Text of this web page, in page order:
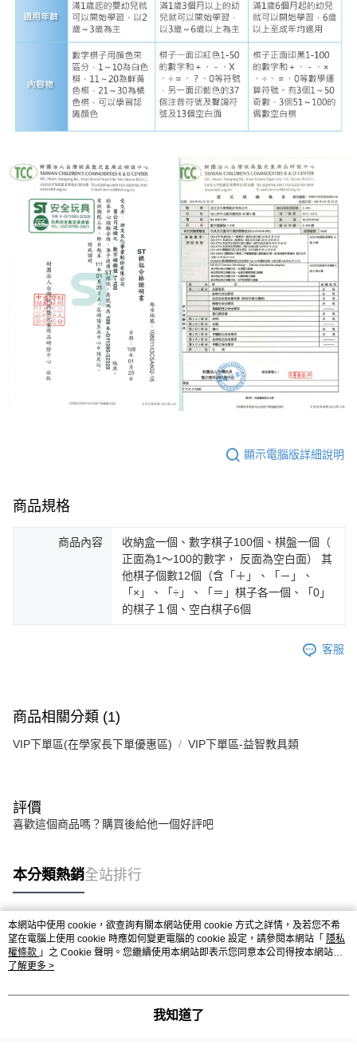
顯示電腦版詳細說明
商品規格
商品內容
收納盒一個、數字棋子100個、棋盤一個（
正面為1～100的數字， 反面為空白面） 其
他棋子個數12個（含「＋」、「－」、
「×」、「÷」、「＝」棋子各一個、「0」
的棋子１個、空白棋子6個
客服
商品相關分類 (1)
VIP下單區(在學家長下單優惠區) VIP下單區-益智教具類
評價
喜歡這個商品嗎？購買後給他一個好評吧
本分類熱銷全站排行
熱門標籤
本網站中使用 cookie，欲查詢有關本網站使用 cookie 方式之詳情，及若您不希
望在電腦上使用 cookie 時應如何變更電腦的 cookie 設定，請參閱本網站「 隱私
權條款 」之 Cookie 聲明。您繼續使用本網站即表示您同意本公司得按本網站使
用條款之 Cookie 聲明使用 cookie。
了解更多 >
我知道了